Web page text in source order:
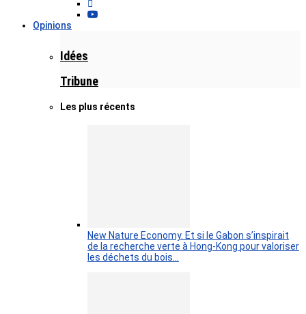
Opinions
Idées
Tribune
Les plus récents
New Nature Economy. Et si le Gabon s’inspirait
de la recherche verte à Hong-Kong pour valoriser
les déchets du bois…